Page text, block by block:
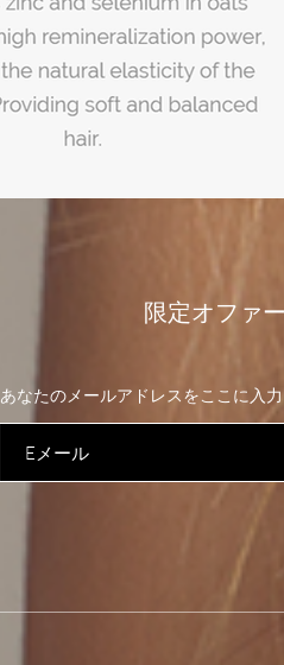
限定オファ
あなたのメールアドレスをここに入